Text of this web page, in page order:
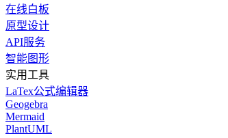
在线白板
原型设计
API服务
智能图形
实用工具
LaTex公式编辑器
Geogebra
Mermaid
PlantUML